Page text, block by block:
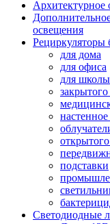
Архитектурное
освещения
Рециркуляторы
для дома
для офиса
для школы
подставки
Светодиодные